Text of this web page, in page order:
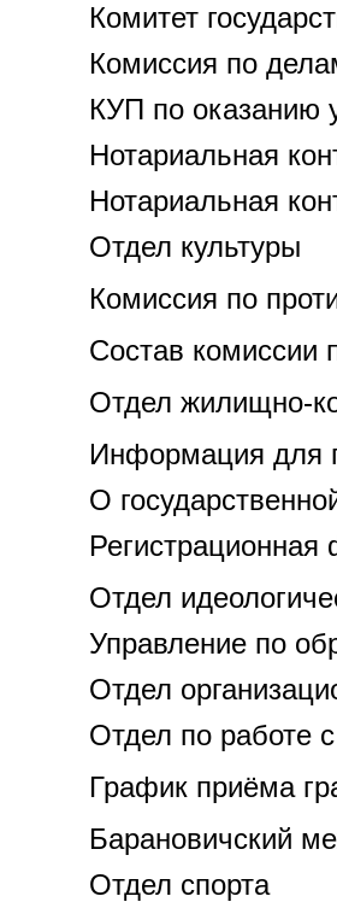
Комитет
Комиссия по
КУП по оказанию
Нотариальная
Нотариальная
Отдел культуры
Комиссия по
Состав комиссии
Отдел жилищно-
Информация для
О
Отдел
Управление по
Отдел
Отдел по работе
График приёма
Барановичский
Отдел спорта